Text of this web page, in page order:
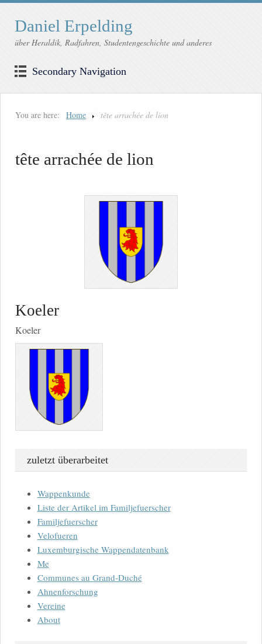
Daniel Erpelding
über Heraldik, Radfahren, Studentengeschichte und anderes
Secondary Navigation
You are here: Home tête arrachée de lion
tête arrachée de lion
Koeler
Koeler
zuletzt überarbeitet
Wappenkunde
Liste der Artikel im Familjefuerscher
Familjefuerscher
Velofueren
Luxemburgische Wappendatenbank
Me
Communes au Grand-Duché
Ahnenforschung
Vereine
About